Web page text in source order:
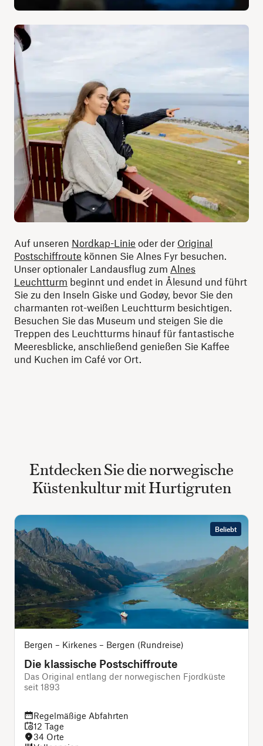
Auf unseren Nordkap-Linie oder der Original
Postschiffroute können Sie Alnes Fyr besuchen.
Unser optionaler Landausflug zum Alnes
Leuchtturm beginnt und endet in Ålesund und führt
Sie zu den Inseln Giske und Godøy, bevor Sie den
charmanten rot-weißen Leuchtturm besichtigen.
Besuchen Sie das Museum und steigen Sie die
Treppen des Leuchtturms hinauf für fantastische
Meeresblicke, anschließend genießen Sie Kaffee
und Kuchen im Café vor Ort.
Entdecken Sie die norwegische
Küstenkultur mit Hurtigruten
Beliebt
Bergen – Kirkenes – Bergen (Rundreise)
Die klassische Postschiffroute
Das Original entlang der norwegischen Fjordküste
seit 1893
Regelmäßige Abfahrten
12 Tage
34 Orte